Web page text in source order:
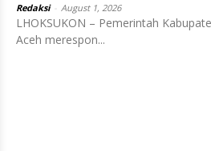
Redaksi August 1, 2026
LHOKSUKON – Pemerintah
Aceh merespon...